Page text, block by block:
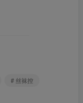
# 丝袜控